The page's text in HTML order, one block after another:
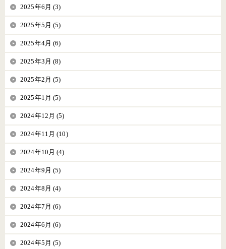
2025年6月 (3)
2025年5月 (5)
2025年4月 (6)
2025年3月 (8)
2025年2月 (5)
2025年1月 (5)
2024年12月 (5)
2024年11月 (10)
2024年10月 (4)
2024年9月 (5)
2024年8月 (4)
2024年7月 (6)
2024年6月 (6)
2024年5月 (5)